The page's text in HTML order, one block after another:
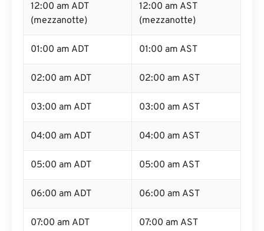
12:00 am ADT
(mezzanotte)
12:00 am AST
(mezzanotte)
01:00 am ADT 01:00 am AST
02:00 am ADT 02:00 am AST
03:00 am ADT 03:00 am AST
04:00 am ADT 04:00 am AST
05:00 am ADT 05:00 am AST
06:00 am ADT 06:00 am AST
07:00 am ADT 07:00 am AST